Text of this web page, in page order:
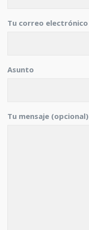
Tu correo electrónico
Asunto
Tu mensaje (opcional)